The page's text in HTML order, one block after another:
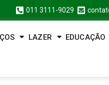
011 3111-9029
LAZER EDUCAÇÃO